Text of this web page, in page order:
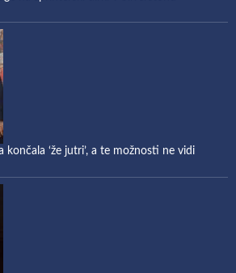
končala ‘že jutri’, a te možnosti ne vidi